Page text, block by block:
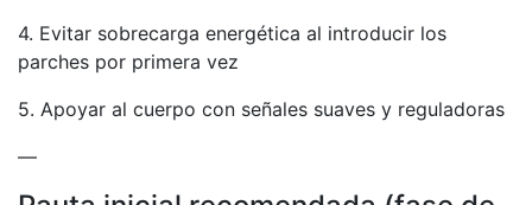
4. Evitar sobrecarga energética al introducir los
parches por primera vez
5. Apoyar al cuerpo con señales suaves y reguladoras
—